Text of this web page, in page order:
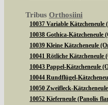
Tribus Orthosiini
10037 Variable Kätzcheneule
10038 Gothica-Kätzcheneule
10039 Kleine Kätzcheneule
10041 Rötliche Kätzcheneule
10043 Pappel-Kätzcheneule
10044 Rundflügel-
10050 Zweifleck-
10052 Kieferneule (Panolis